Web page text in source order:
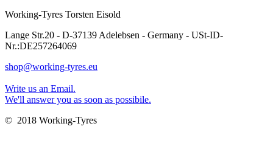
Working-Tyres Torsten Eisold
Lange Str.20 - D-37139 Adelebsen - Germany - USt-ID-
Nr.:DE257264069
shop@working-tyres.eu
Write us an Email.
We'll answer you as soon as possibile.
© 2018 Working-Tyres